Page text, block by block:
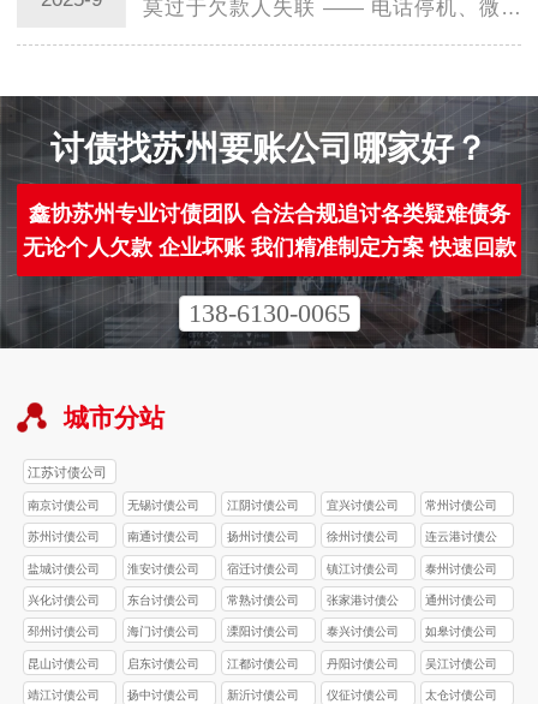
莫过于欠款人失联 —— 电话停机、微信
“找不到人” 陷入追讨僵局。此时，专业的
南京…
讨债找苏州要账公司哪家好？
鑫协苏州专业讨债团队 合法合规追讨各类疑难债务
无论个人欠款 企业坏账 我们精准制定方案 快速回款
138-6130-0065
城市分站
江苏讨债公司
南京讨债公司 无锡讨债公司 江阴讨债公司 宜兴讨债公司 常州讨债公司
苏州讨债公司 南通讨债公司 扬州讨债公司 徐州讨债公司
连云港讨债公
司
盐城讨债公司 淮安讨债公司 宿迁讨债公司 镇江讨债公司 泰州讨债公司
兴化讨债公司 东台讨债公司 常熟讨债公司
张家港讨债公
司
通州讨债公司
邳州讨债公司 海门讨债公司 溧阳讨债公司 泰兴讨债公司 如皋讨债公司
昆山讨债公司 启东讨债公司 江都讨债公司 丹阳讨债公司 吴江讨债公司
靖江讨债公司 扬中讨债公司 新沂讨债公司 仪征讨债公司 太仓讨债公司